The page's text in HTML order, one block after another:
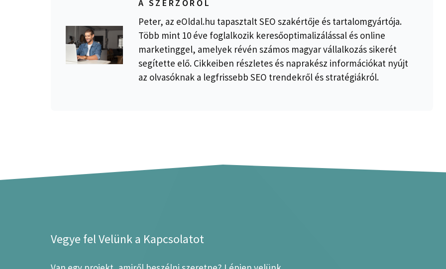
A SZERZŐRŐL
Peter, az eOldal.hu tapasztalt SEO szakértője és tartalomgyártója.
Több mint 10 éve foglalkozik keresőoptimalizálással és online
marketinggel, amelyek révén számos magyar vállalkozás sikerét
segítette elő. Cikkeiben részletes és naprakész információkat nyújt
az olvasóknak a legfrissebb SEO trendekről és stratégiákról.
Vegye fel Velünk a Kapcsolatot